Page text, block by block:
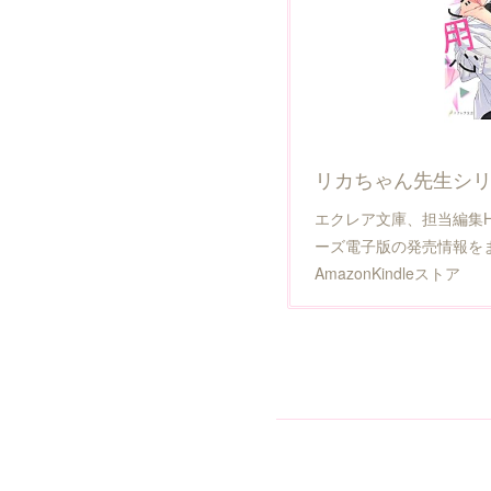
エクレア文庫、担当編
ーズ電子版の発売情報を
AmazonKindleストア